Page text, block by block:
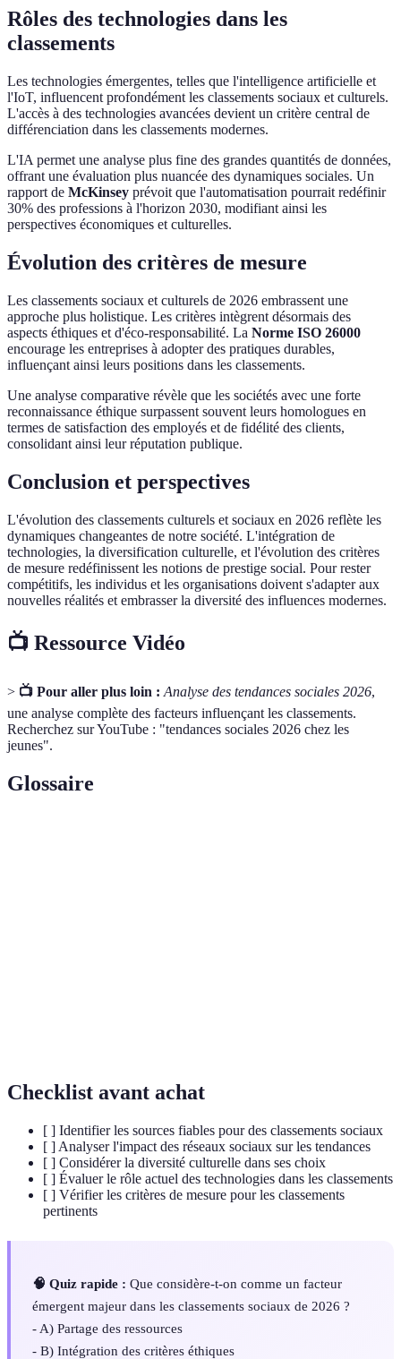
Rôles des technologies dans les
classements
Les technologies émergentes, telles que l'intelligence artificielle et
l'IoT, influencent profondément les classements sociaux et culturels.
L'accès à des technologies avancées devient un critère central de
différenciation dans les classements modernes.
L'IA permet une analyse plus fine des grandes quantités de données,
offrant une évaluation plus nuancée des dynamiques sociales. Un
rapport de McKinsey prévoit que l'automatisation pourrait redéfinir
30% des professions à l'horizon 2030, modifiant ainsi les
perspectives économiques et culturelles.
Évolution des critères de mesure
Les classements sociaux et culturels de 2026 embrassent une
approche plus holistique. Les critères intègrent désormais des
aspects éthiques et d'éco-responsabilité. La Norme ISO 26000
encourage les entreprises à adopter des pratiques durables,
influençant ainsi leurs positions dans les classements.
Une analyse comparative révèle que les sociétés avec une forte
reconnaissance éthique surpassent souvent leurs homologues en
termes de satisfaction des employés et de fidélité des clients,
consolidant ainsi leur réputation publique.
Conclusion et perspectives
L'évolution des classements culturels et sociaux en 2026 reflète les
dynamiques changeantes de notre société. L'intégration de
technologies, la diversification culturelle, et l'évolution des critères
de mesure redéfinissent les notions de prestige social. Pour rester
compétitifs, les individus et les organisations doivent s'adapter aux
nouvelles réalités et embrasser la diversité des influences modernes.
📺 Ressource Vidéo
> 📺 Pour aller plus loin : Analyse des tendances sociales 2026,
une analyse complète des facteurs influençant les classements.
Recherchez sur YouTube : "tendances sociales 2026 chez les
jeunes".
Glossaire
Checklist avant achat
[ ] Identifier les sources fiables pour des classements sociaux
[ ] Analyser l'impact des réseaux sociaux sur les tendances
[ ] Considérer la diversité culturelle dans ses choix
[ ] Évaluer le rôle actuel des technologies dans les classements
[ ] Vérifier les critères de mesure pour les classements
pertinents
🧠 Quiz rapide : Que considère-t-on comme un facteur
émergent majeur dans les classements sociaux de 2026 ?
- A) Partage des ressources
- B) Intégration des critères éthiques